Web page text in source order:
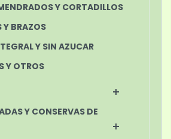
Y CORTADILLOS
Y BRAZOS
Y SIN AZUCAR
Y OTROS
Y CONSERVAS DE